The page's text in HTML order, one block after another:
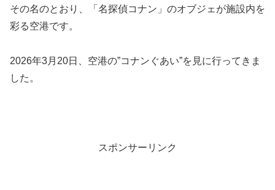
その名のとおり、「名探偵コナン」のオブジェが施設内を
彩る空港です。
2026年3月20日、空港の”コナンぐあい”を見に行ってきま
した。
スポンサーリンク